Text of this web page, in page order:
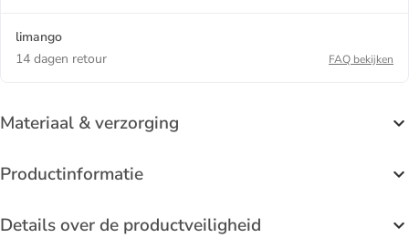
limango
14 dagen retour
FAQ bekijken
Materiaal & verzorging
Productinformatie
Details over de productveiligheid